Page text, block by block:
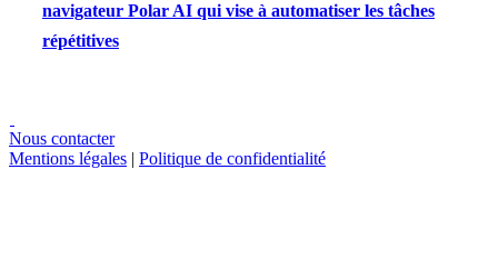
navigateur Polar AI qui vise à automatiser les tâches
répétitives
Nous contacter
Mentions légales | Politique de confidentialité